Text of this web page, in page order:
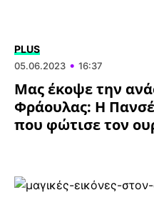
PLUS
05.06.2023 • 16:37
Μας έκοψε την
Φράουλας: Η
που φώτισε τον